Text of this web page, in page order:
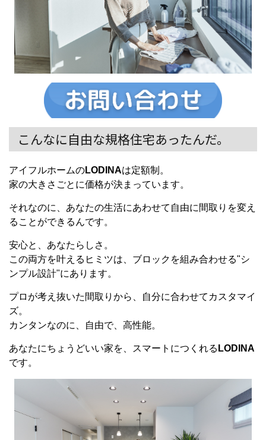
こんなに自由な規格住宅あったんだ。
アイフルホームのLODINAは定額制。
家の大きさごとに価格が決まっています。
それなのに、あなたの生活にあわせて自由に間取りを変え
ることができるんです。
安心と、あなたらしさ。
この両方を叶えるヒミツは、ブロックを組み合わせる"シ
ンプル設計"にあります。
プロが考え抜いた間取りから、自分に合わせてカスタマイ
ズ。
カンタンなのに、自由で、高性能。
あなたにちょうどいい家を、スマートにつくれる LODINA
です。